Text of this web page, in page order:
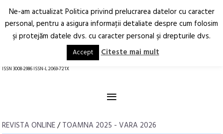
Arhitectură.
Oraș.
RO EN
ISSN 3008-2986 ISSN-L 2069-721X
≡
REVISTA ONLINE/TOAMNA 2025 - VARA 2026
Ne-am actualizat Politica privind prelucrarea datelor cu caracter
personal, pentru a asigura informaţii detaliate despre cum folosim
şi protejăm datele dvs. cu caracter personal şi drepturile dvs.
Accept Citeste mai mult